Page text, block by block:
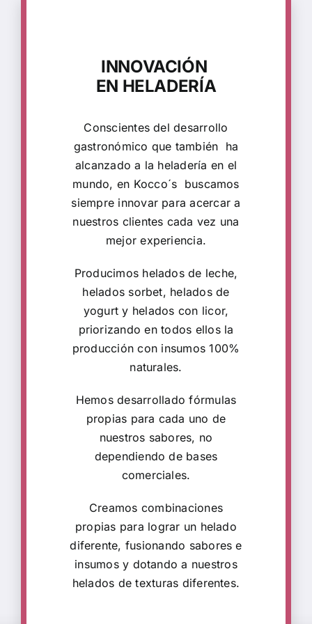
INNOVACIÓN
EN HELADERÍA
Conscientes del desarrollo
gastronómico que también ha
alcanzado a la heladería en el
mundo, en Kocco´s buscamos
siempre innovar para acercar a
nuestros clientes cada vez una
mejor experiencia.
Producimos helados de leche,
helados sorbet, helados de
yogurt y helados con licor,
priorizando en todos ellos la
producción con insumos 100%
naturales.
Hemos desarrollado fórmulas
propias para cada uno de
nuestros sabores, no
dependiendo de bases
comerciales.
Creamos combinaciones
propias para lograr un helado
diferente, fusionando sabores e
insumos y dotando a nuestros
helados de texturas diferentes.